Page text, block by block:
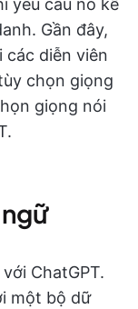
yêu cầu nó kể
Gần đây,
các diễn viên
chọn giọng
giọng nói
ChatGPT.
một bộ dữ